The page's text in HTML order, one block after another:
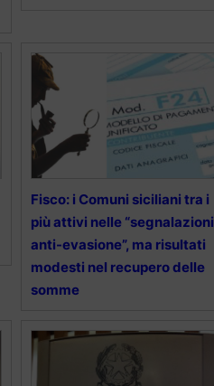
Fisco: i Comuni siciliani tra i
più attivi nelle “segnalazioni
anti-evasione”, ma risultati
modesti nel recupero delle
somme